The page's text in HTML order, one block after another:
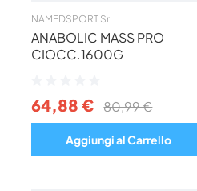
NAMEDSPORT Srl
ANABOLIC MASS PRO
CIOCC.1600G
64,88 € 80,99 €
Aggiungi al Carrello